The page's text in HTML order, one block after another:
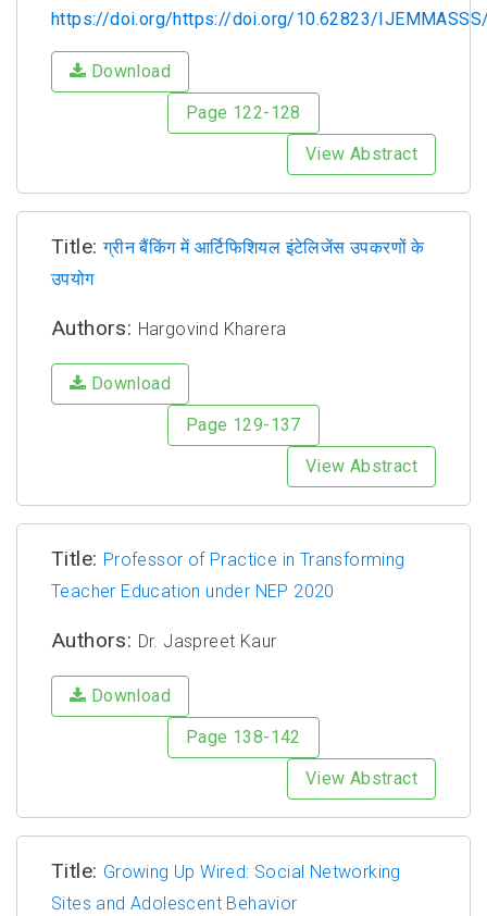
https://doi.org/https://doi.org/10.62823/
Download
Page 122-128
View Abstract
Title:ग्रीन बैंकिंग में आर्टिफिशियल इंटेलिजेंस उपकरणों के
उपयोग
Authors: Hargovind Kharera
Download
Page 129-137
View Abstract
Title: Professor of Practice in Transforming
Teacher Education under NEP 2020
Authors: Dr. Jaspreet Kaur
Download
Page 138-142
View Abstract
Title: Growing Up Wired: Social Networking
Sites and Adolescent Behavior